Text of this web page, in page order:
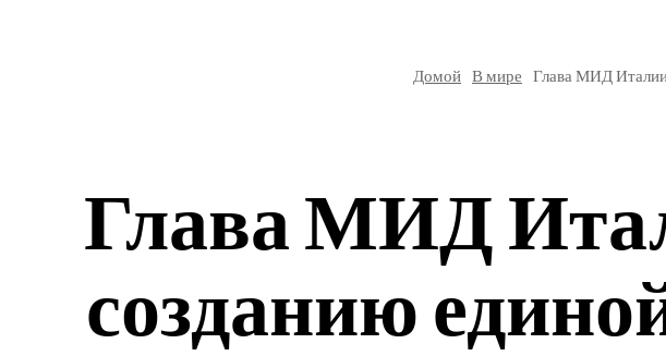
Домой В мире Глава МИД Италии
Глава МИД
созданию